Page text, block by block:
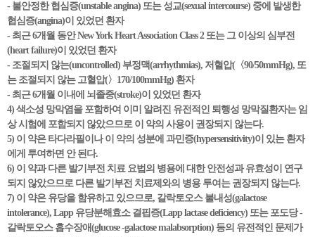
- 불안정한 협심증(unstable angina) 또는 성교(sexual intercourse) 중에 발생한
협심증(angina)이 있었던 환자
- 최근 6개월 동안 New York Heart Association Class 2 또는 그 이상의 심부전
(heart failure)이 있었던 환자
- 조절되지 않는(uncontrolled) 부정맥(arrhythmias), 저혈압(〈90/50mmHg), 또
는 조절되지 않는 고혈압(〉170/100mmHg) 환자
- 최근 6개월 이내에 뇌졸중(stroke)이 있었던 환자
4) 색소성 망막염을 포함하여 이미 알려진 유전적인 퇴행성 망막질환자는 임
상 시험에 포함되지 않았으므로 이 약의 사용이 권장되지 않는다.
5) 이 약은 타다라필이나 이 약의 성분에 과민증(hypersensitivity)이 있는 환자
에게 투여하면 안 된다.
6) 이 약과 다른 발기부전 치료 요법의 병용에 대한 안전성과 유효성이 연구
되지 않았으므로 다른 발기부전 치료제와의 병용 투여는 권장되지 않는다.
7) 이 약은 유당을 함유하고 있으므로, 갈락토오스 불내성(galactose
intolerance), Lapp 유당분해효소 결핍증(Lapp lactase deficiency) 또는 포도당 -
갈락토오스 흡수장애(glucose -galactose malabsorption) 등의 유전적인 문제가